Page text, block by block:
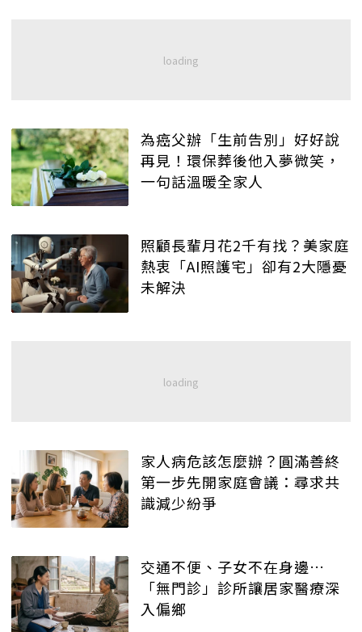
為癌父辦「生前告別」好好說
再見！環保葬後他入夢微笑，
一句話溫暖全家人
照顧長輩月花2千有找？美家庭
熱衷「AI照護宅」卻有2大隱憂
未解決
家人病危該怎麼辦？圓滿善終
第一步先開家庭會議：尋求共
識減少紛爭
交通不便、子女不在身邊…
「無門診」診所讓居家醫療深
入偏鄉